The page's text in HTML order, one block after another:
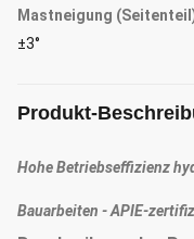
Mastneigung
±3°
Produkt-
Hohe Betriebseffizienz
Bauarbeiten - APIE-